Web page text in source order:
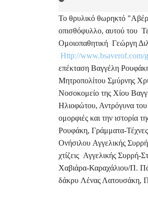
Το θρυλικό θωρηκτό
οπισθόφυλλο, αυτού του
Ομοιοπαθητική Γεώργη
Http://www.bsaverof.com/
επέκταση Βαγγέλη
Μητροπολίτου Σμύρνης
Νοσοκομείο της Χίου
Ηλιοφώτου, Αντρόγυνα
ομορφιές και την
Ρουφάκη, Γράμματα-
Ονήσιλου Αγγελικής
χτίζεις Αγγελικής
Χαβιάρα-Καραχάλιου/Π.
δάκρυ Λένας Λατουσάκη,